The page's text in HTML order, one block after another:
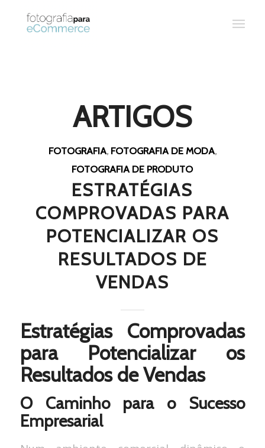
ARTIGOS
FOTOGRAFIA, FOTOGRAFIA DE MODA,
FOTOGRAFIA DE PRODUTO
ESTRATÉGIAS
COMPROVADAS PARA
POTENCIALIZAR OS
RESULTADOS DE
VENDAS
Estratégias Comprovadas
para Potencializar os
Resultados de Vendas
O Caminho para o Sucesso
Empresarial